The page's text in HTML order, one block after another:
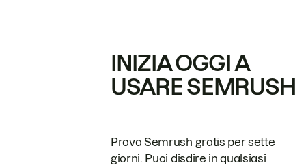
INIZIA OGGI A
USARE SEMRUSH
Prova Semrush gratis per sette
giorni. Puoi disdire in qualsiasi